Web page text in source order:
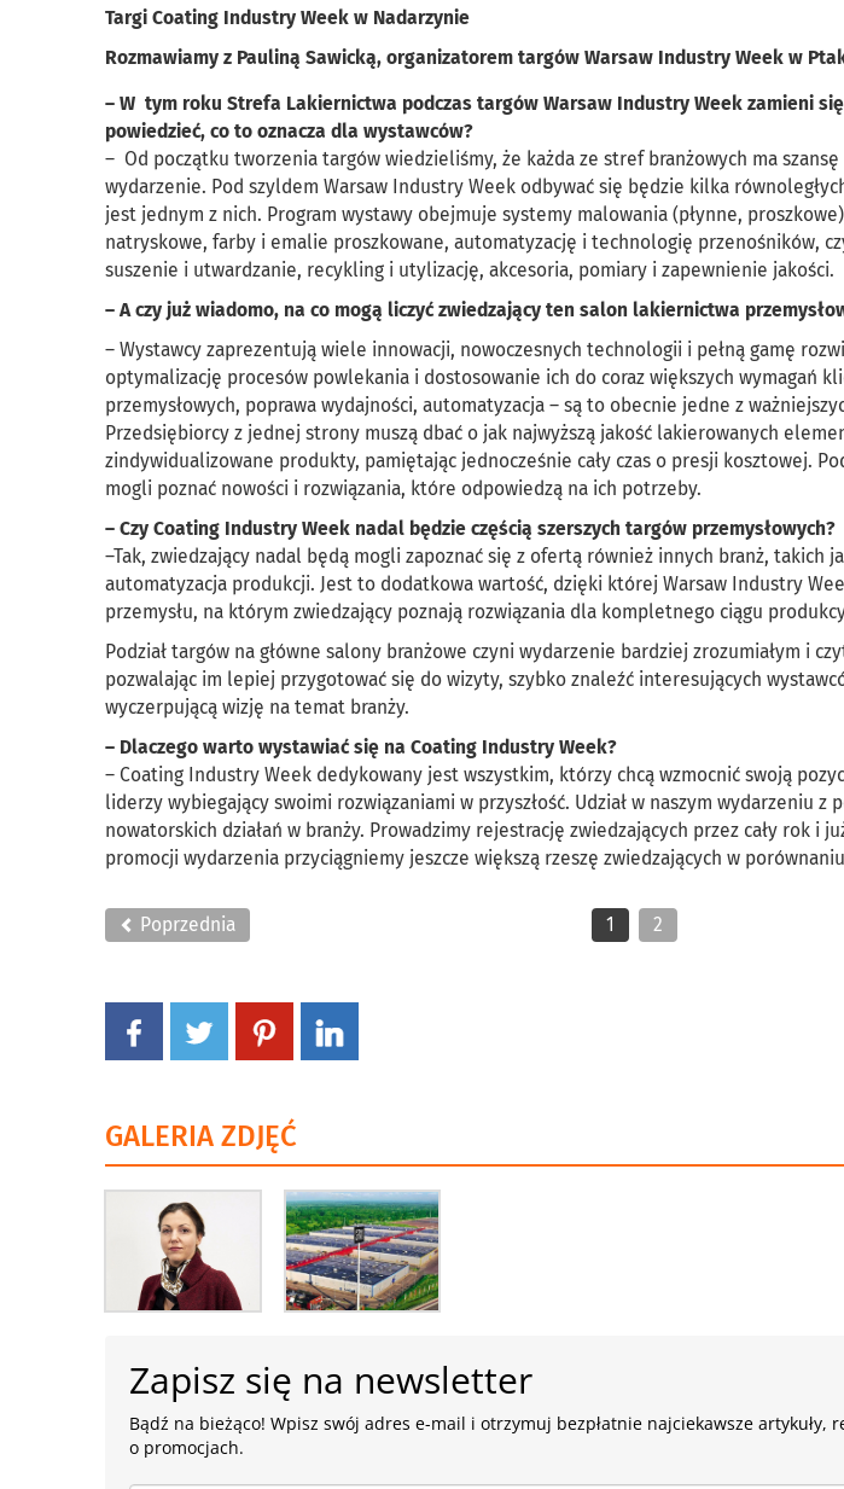
Targi Coating Industry Week w Nadarzynie
Rozmawiamy z Pauliną Sawicką, organizatorem targów Warsaw Industry Week w
– W tym roku Strefa Lakiernictwa podczas targów Warsaw Industry Week zamieni
powiedzieć, co to oznacza dla wystawców?
– Od początku tworzenia targów wiedzieliśmy, że każda ze stref branżowych ma
wydarzenie. Pod szyldem Warsaw Industry Week odbywać się będzie kilka
jest jednym z nich. Program wystawy obejmuje systemy malowania (płynne,
natryskowe, farby i emalie proszkowane, automatyzację i technologię przenośników,
suszenie i utwardzanie, recykling i utylizację, akcesoria, pomiary i zapewnienie jakości.
– A czy już wiadomo, na co mogą liczyć zwiedzający ten salon lakiernictwa
– Wystawcy zaprezentują wiele innowacji, nowoczesnych technologii i pełną gamę
optymalizację procesów powlekania i dostosowanie ich do coraz większych wymagań
przemysłowych, poprawa wydajności, automatyzacja – są to obecnie jedne z
Przedsiębiorcy z jednej strony muszą dbać o jak najwyższą jakość lakierowanych
zindywidualizowane produkty, pamiętając jednocześnie cały czas o presji kosztowej.
mogli poznać nowości i rozwiązania, które odpowiedzą na ich potrzeby.
– Czy Coating Industry Week nadal będzie częścią szerszych targów przemysłowych?
–Tak, zwiedzający nadal będą mogli zapoznać się z ofertą również innych branż, takich
automatyzacja produkcji. Jest to dodatkowa wartość, dzięki której Warsaw Industry
przemysłu, na którym zwiedzający poznają rozwiązania dla kompletnego ciągu
Podział targów na główne salony branżowe czyni wydarzenie bardziej zrozumiałym i
pozwalając im lepiej przygotować się do wizyty, szybko znaleźć interesujących
wyczerpującą wizję na temat branży.
– Dlaczego warto wystawiać się na Coating Industry Week?
– Coating Industry Week dedykowany jest wszystkim, którzy chcą wzmocnić swoją
liderzy wybiegający swoimi rozwiązaniami w przyszłość. Udział w naszym wydarzeniu
nowatorskich działań w branży. Prowadzimy rejestrację zwiedzających przez cały rok i
promocji wydarzenia przyciągniemy jeszcze większą rzeszę zwiedzających w
Poprzednia 1 2
GALERIA ZDJĘĆ
Zapisz się na newsletter
Bądź na bieżąco! Wpisz swój adres e-mail i otrzymuj bezpłatnie najciekawsze
o promocjach.